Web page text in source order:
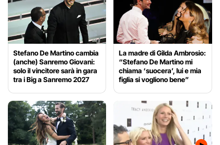
Stefano De Martino cambia
(anche) Sanremo Giovani:
solo il vincitore sarà in gara
tra i Big a Sanremo 2027
La madre di Gilda Ambrosio:
“Stefano De Martino mi
chiama ‘suocera’, lui e mia
figlia si vogliono bene”